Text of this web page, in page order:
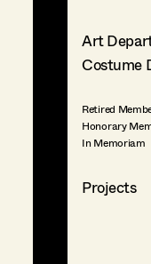
Art
Costume
Retired
Honorary
In Memoriam
Projects